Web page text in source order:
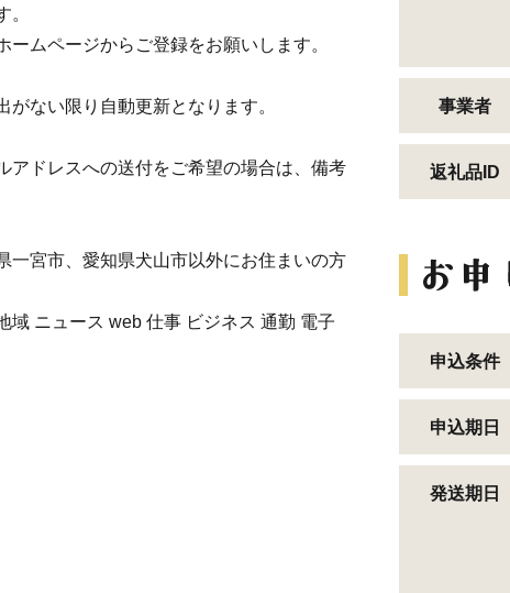
。
ームページからご登録をお願いします。
ない限り自動更新となります。
アドレスへの送付をご希望の場合は、備考
一宮市、愛知県犬山市以外にお住まいの方
域 ニュース web 仕事 ビジネス 通勤 電子
事業者
返礼品ID
申込条件
申込期日
発送期日